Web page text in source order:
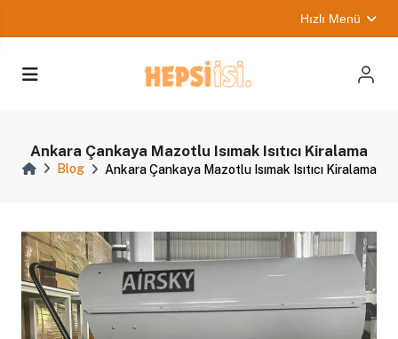
Hızlı Menü
Ankara Çankaya Mazotlu Isımak Isıtıcı Kiralama
Blog Ankara Çankaya Mazotlu Isımak Isıtıcı Kiralama